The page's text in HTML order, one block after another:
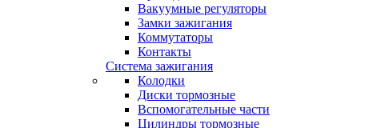
Вакуумные регуляторы
Замки зажигания
Коммутаторы
Контакты
Система зажигания
Колодки
Диски тормозные
Вспомогательные части
Цилиндры тормозные